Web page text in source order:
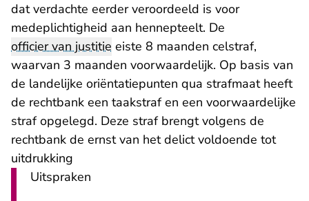
dat verdachte eerder veroordeeld is voor
medeplichtigheid aan hennepteelt. De
officier van justitie eiste 8 maanden celstraf,
waarvan 3 maanden voorwaardelijk. Op basis van
de landelijke oriëntatiepunten qua strafmaat heeft
de rechtbank een taakstraf en een voorwaardelijke
straf opgelegd. Deze straf brengt volgens de
rechtbank de ernst van het delict voldoende tot
uitdrukking
Uitspraken